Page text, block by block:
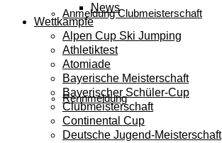
Anmeldung Clubmeisterschaft
Rennmeldung
News
Wettkämpfe
Alpen Cup Ski Jumping
Athletiktest
Atomiade
Bayerische Meisterschaft
Bayerischer Schüler-Cup
Clubmeisterschaft
Continental Cup
Deutsche Jugend-Meisterschaft